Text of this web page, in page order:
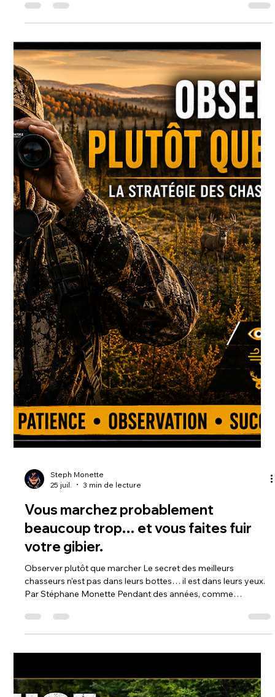
Déjouer un orignal Comprendre le
pré-rut
Déjouer un orignal, Comprendre le pré-rut Du 1er septembre
au 15 septembre : la période où tout se prépare Le pré-rut est
l'une des périodes les plus stratégiques de toute la saison de
chasse à l'orignal. Contrairement à une croyance populaire, le
rut n'est pas encore commencé. Les grands mâles ne
parcourent pas encore de longues distances à la recherche
des femelles, mais leur comportement évolue tranquillement.
Leur priorité demeure de maintenir leur condition physique
tout
28 juil.
4 min de lecture